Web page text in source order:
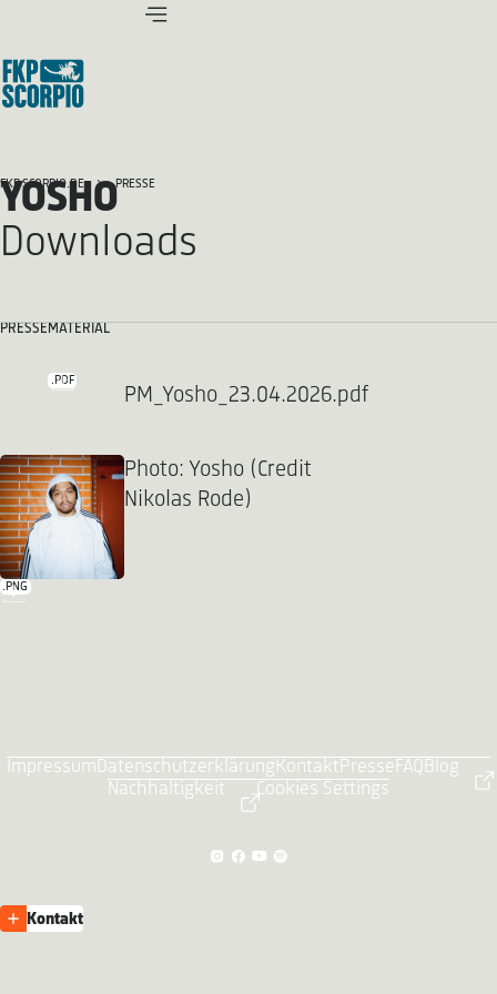
FKP SCORPIO.DE PRESSE
YOSHO
Downloads
PRESSEMATERIAL
.PDF
PM_Yosho_23.04.2026.pdf
.PNG
Photo: Yosho (Credit
Nikolas Rode)
ImpressumDatenschutzerklärungKontaktPresse FAQBlog
Nachhaltigkeit
Cookies Settings
Kontakt